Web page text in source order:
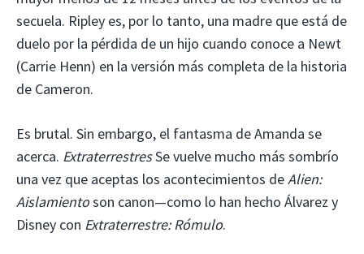
secuela. Ripley es, por lo tanto, una madre que está de
duelo por la pérdida de un hijo cuando conoce a Newt
(Carrie Henn) en la versión más completa de la historia
de Cameron.
Es brutal. Sin embargo, el fantasma de Amanda se
acerca. ExtraterrestresSe vuelve mucho más sombrío
una vez que aceptas los acontecimientos deAlien:
Aislamientoson canon—como lo han hecho Álvarez y
Disney con Extraterrestre: Rómulo.